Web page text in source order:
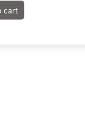
cart